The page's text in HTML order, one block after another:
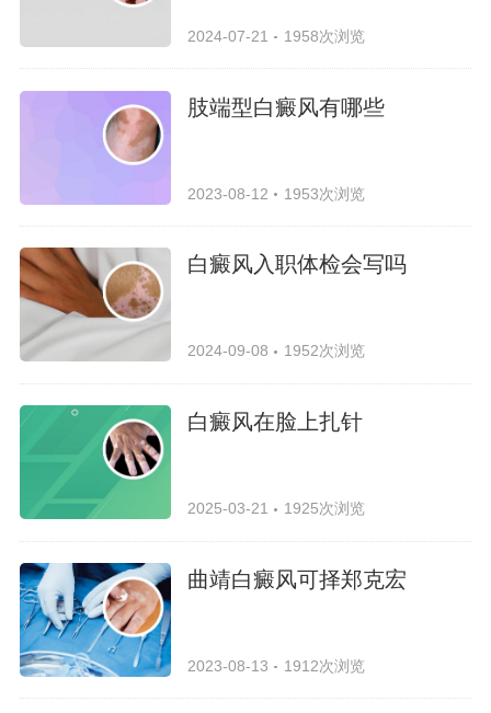
2024-07-21 1958次浏览
肢端型白癜风有哪些
2023-08-12 1953次浏览
白癜风入职体检会写吗
2024-09-08 1952次浏览
白癜风在脸上扎针
2025-03-21 1925次浏览
曲靖白癜风可择郑克宏
2023-08-13 1912次浏览